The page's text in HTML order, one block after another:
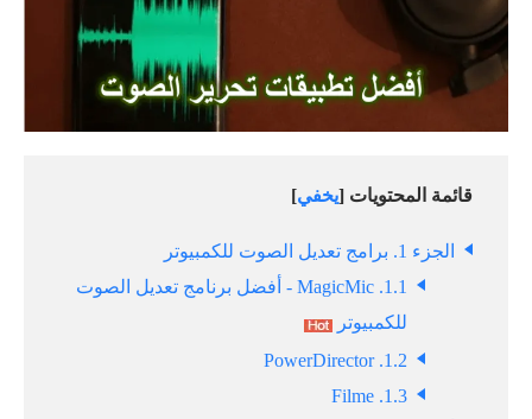
قائمة المحتويات [يخفي]
الجزء 1. برامج تعديل الصوت للكمبيوتر
1.1. MagicMic - أفضل برنامج تعديل الصوت
للكمبيوتر
1.2. PowerDirector
1.3. Filme